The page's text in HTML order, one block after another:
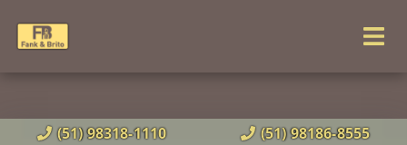
(51) 98318-1110 (51) 98186-8555